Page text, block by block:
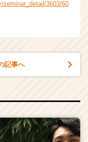
seminar_detail/3603/60
記事へ